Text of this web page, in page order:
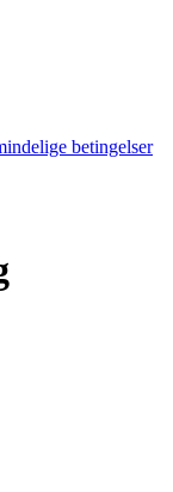
betingelser